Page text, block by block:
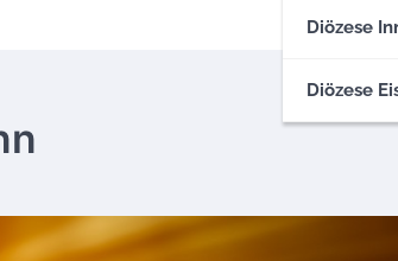
Diözese
Diözese